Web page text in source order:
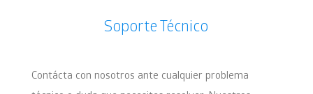
Soporte Técnico
Contácta con nosotros ante cualquier problema